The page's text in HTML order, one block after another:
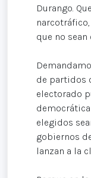
Durango.
que no sean
de partidos
electorado
elegidos
gobiernos
lanzan a la